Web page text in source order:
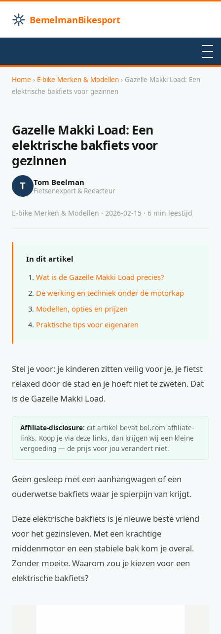
BemelmanBikesport
Home › E-bike Merken & Modellen › Gazelle Makki Load: Een
elektrische bakfiets voor gezinnen
Gazelle Makki Load: Een
elektrische bakfiets voor
gezinnen
T Tom Beelman
Fietsenexpert & Redacteur
E-bike Merken & Modellen · 2026-02-15 · 6 min leestijd
In dit artikel
Wat is de Gazelle Makki Load precies?
De werking en techniek onder de motorkap
Modellen, opties en prijzen
Praktische tips voor eigenaren
Stel je voor: je kinderen zitten veilig voor je, je fietst
relaxed door de stad en je hoeft niet te zweten. Dat
is de Gazelle Makki Load.
Affiliate-disclosure: dit artikel bevat bol.com affiliate-
links. Koop je via deze links, dan krijgen wij een kleine
vergoeding — de prijs voor jou verandert niet.
Geen gesleep met een aanhangwagen of een
ouderwetse bakfiets waar je spierpijn van krijgt.
Deze elektrische bakfiets is je nieuwe beste vriend
voor het gezinsleven. Met een krachtige
middenmotor en een stabiele bak kom je overal.
Zonder moeite. Waarom zou je kiezen voor een
elektrische bakfiets?